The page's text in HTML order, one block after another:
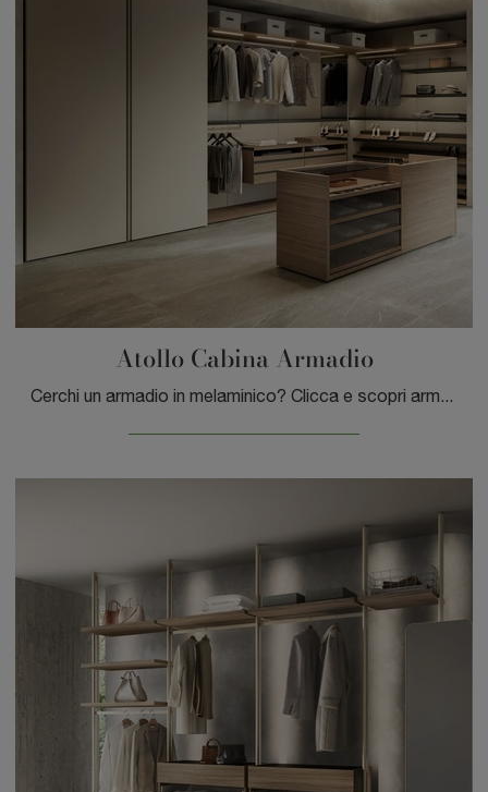
Atollo Cabina Armadio
Cerchi un armadio in melaminico? Clicca e scopri armadiature cabine armadio con ante scorrevoli di Sangiacomo.